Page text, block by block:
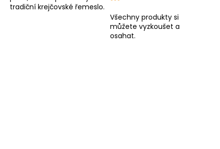
tradiční krejčovské řemeslo.
Všechny produkty si
můžete vyzkoušet a
osahat.